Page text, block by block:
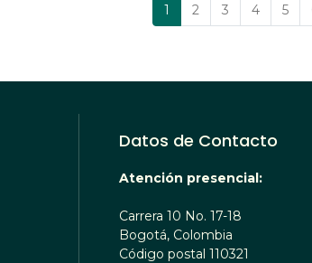
Página
actual
1 Página
2 Página
3 Página
4 5
Datos de Contacto
Atención presencial:
Carrera 10 No. 17-18
Bogotá, Colombia
Código postal 110321